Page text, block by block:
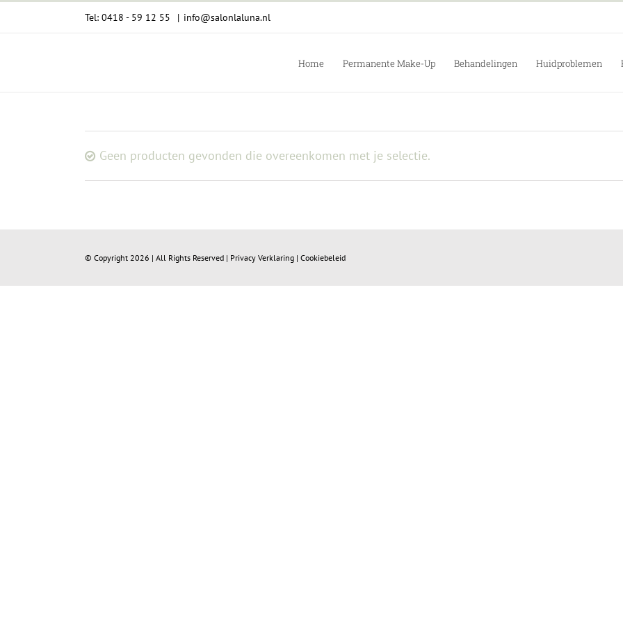
Tel: 0418 - 59 12 55 | info@salonlaluna.nl
Home Permanente Make-Up Behandelingen Huidproblemen
Geen producten gevonden die overeenkomen met je selectie.
© Copyright 2026 | All Rights Reserved | Privacy Verklaring | Cookiebeleid